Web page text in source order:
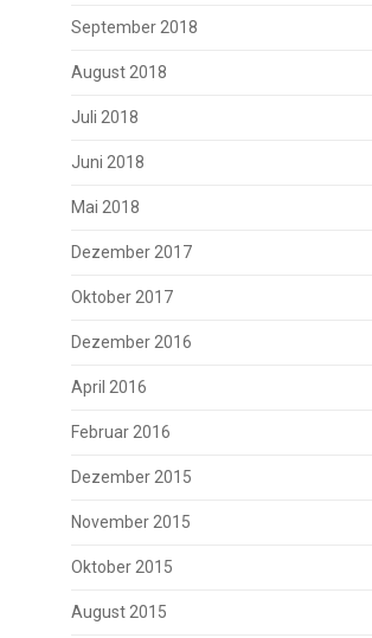
September 2018
August 2018
Juli 2018
Juni 2018
Mai 2018
Dezember 2017
Oktober 2017
Dezember 2016
April 2016
Februar 2016
Dezember 2015
November 2015
Oktober 2015
August 2015